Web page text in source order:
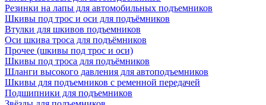
Резинки на лапы для автомобильных подъемников
Шкивы под трос и оси для подъёмников
Втулки для шкивов подъемников
Оси шкива троса для подъёмников
Прочее (шкивы под трос и оси)
Шкивы под троса для подъёмников
Шланги высокого давления для автоподъемников
Шкивы для подъемников с ременной передачей
Подшипники для подъемников